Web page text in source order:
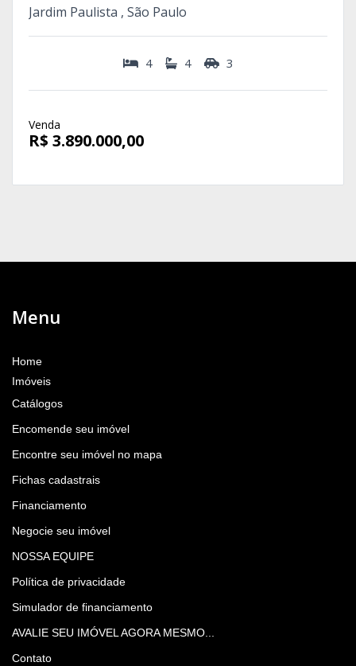
Jardim Paulista , São Paulo
4 4 3
Venda
R$ 3.890.000,00
Menu
Home
Imóveis
Catálogos
Encomende seu imóvel
Encontre seu imóvel no mapa
Fichas cadastrais
Financiamento
Negocie seu imóvel
NOSSA EQUIPE
Política de privacidade
Simulador de financiamento
AVALIE SEU IMÓVEL AGORA MESMO...
Contato